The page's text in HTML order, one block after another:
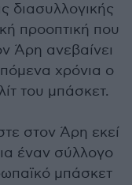
διασυλλογικής
προοπτική που
Άρη ανεβαίνει
χρόνια ο
του μπάσκετ.
στον Άρη εκεί
έναν σύλλογο
μπάσκετ